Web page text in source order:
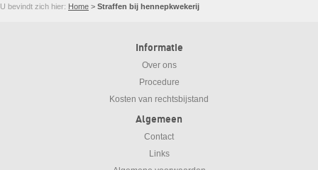
U bevindt zich hier: Home > Straffen bij hennepkwekerij
Informatie
Over ons
Procedure
Kosten van rechtsbijstand
Algemeen
Contact
Links